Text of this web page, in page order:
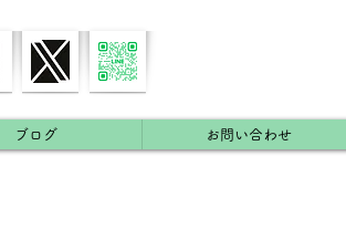
ブログ お問い合わせ